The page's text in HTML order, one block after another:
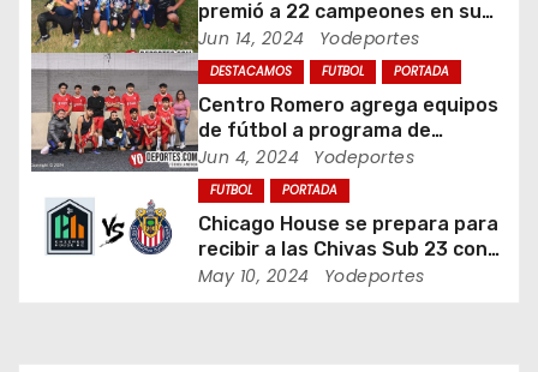
e
e
n
t
r
premió a 22 campeones en su
torneo de porteros
Jun 14, 2024 Yodeportes
DESTACAMOS FUTBOL PORTADA
Centro Romero agrega equipos
de fútbol a programa de
jóvenes en Chicago
Jun 4, 2024 Yodeportes
FUTBOL PORTADA
Chicago House se prepara para
recibir a las Chivas Sub 23 con
visorias incluidas
May 10, 2024 Yodeportes